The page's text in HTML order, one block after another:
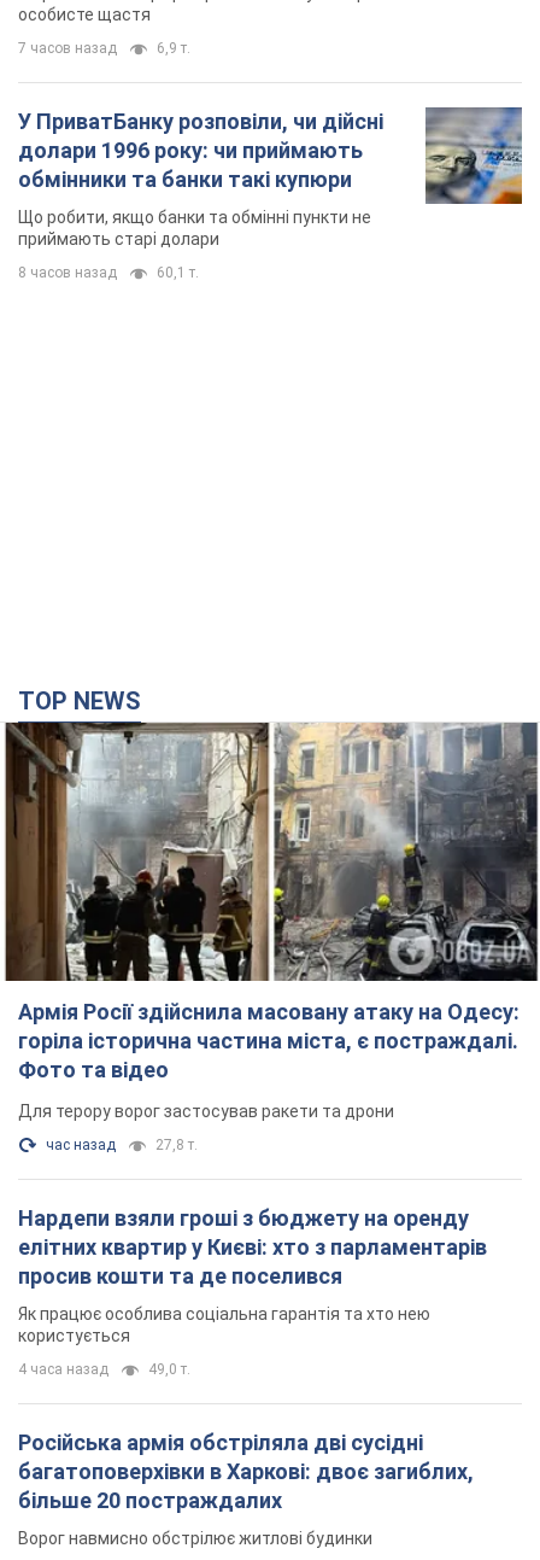
Армія Росії здійснила масовану атаку на Одесу:
горіла історична частина міста, є постраждалі.
Фото та відео
Для терору ворог застосував ракети та дрони
час назад 27,8 т.
Нардепи взяли гроші з бюджету на оренду
елітних квартир у Києві: хто з парламентарів
просив кошти та де поселився
Як працює особлива соціальна гарантія та хто нею
користується
4 часа назад
Російська армія обстріляла дві сусідні
багатоповерхівки в Харкові: двоє загиблих,
більше 20 постраждалих
Ворог навмисно обстрілює житлові будинки
23 минуты назад 2,7 т.